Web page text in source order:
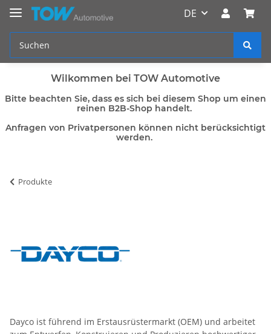
DE
Wilkommen bei TOW Automotive
Bitte beachten Sie, dass es sich bei diesem Shop um einen
reinen B2B-Shop handelt.
Anfragen von Privatpersonen können nicht berücksichtigt
werden.
Produkte
Dayco ist führend im Erstausrüstermarkt (OEM) und arbeitet